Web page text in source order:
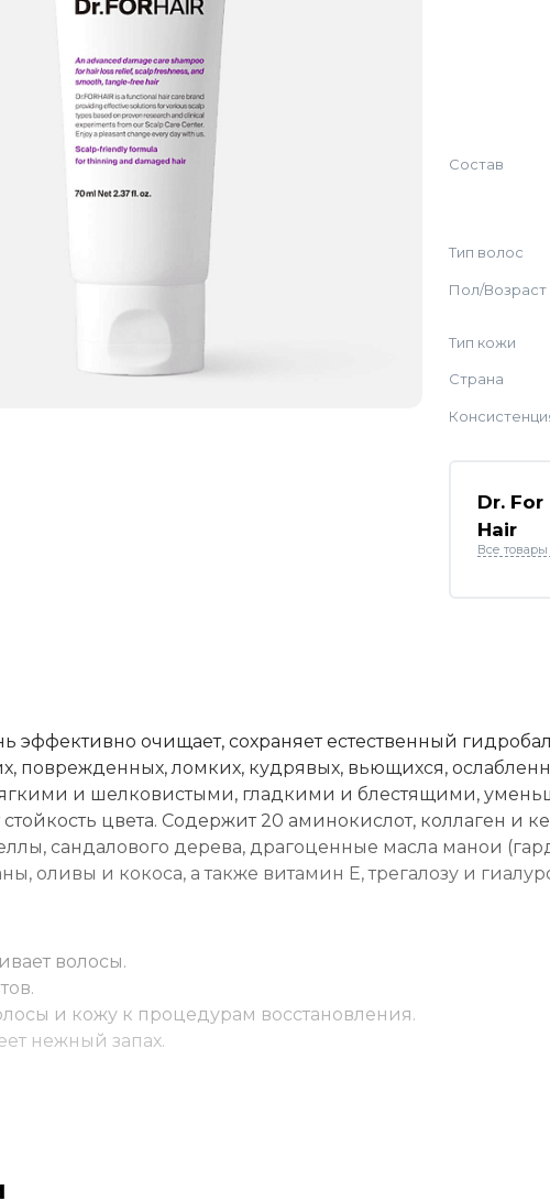
Состав
Тип волос
Пол/Возраст
Тип кожи
Страна
Dr. For
Hair
Все
очищает, сохраняет естественный
поврежденных, ломких, кудрявых, вьющихся,
и шелковистыми, гладкими и блестящими,
цвета. Содержит 20 аминокислот, коллаген и
сандалового дерева, драгоценные масла манои
оливы и кокоса, а также витамин Е, трегалозу и
волосы.
и кожу к процедурам восстановления.
нежный запах.